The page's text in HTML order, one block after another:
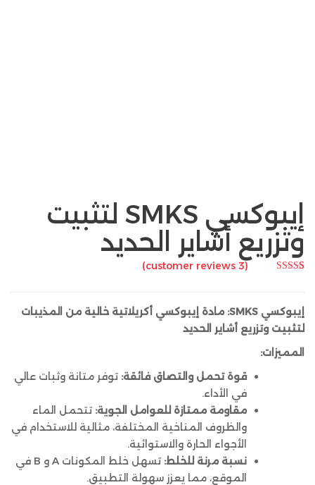
إيبوكسي SMKS لتثبيت
وتزريع أشاير الحديد
out of 5
customer
ratings
(
3
customer reviews)
إيبوكسي SMKS: مادة إيبوكسي أكريلاتية خالية من المذيبات
لتثبيت وتزريع أشاير الحديد
المميزات:
قوة تحمل والتصاق فائقة: توفر متانة وثبات عالي
في الأداء.
مقاومة ممتازة للعوامل الجوية: تتحمل الماء
والظروف المناخية المختلفة، مثالية للاستخدام في
الأجواء الحارة والاستوائية.
نسبة مرنة للخلط:
تسهل خلط المكونات A و B في
الموقع، مما يعزز سهولة التطبيق.